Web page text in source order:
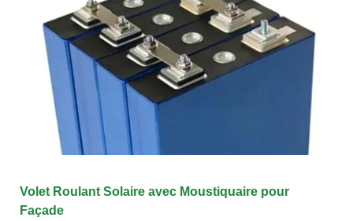
Volet Roulant Solaire avec Moustiquaire pour
Façade